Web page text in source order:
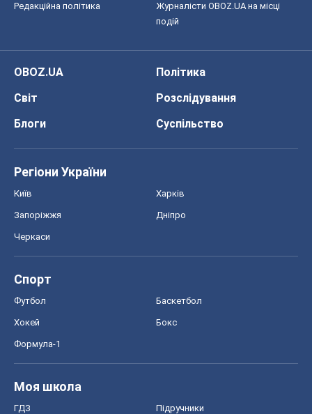
Редакційна політика
Журналісти OBOZ.UA на місці
подій
OBOZ.UA
Політика
Світ
Розслідування
Блоги
Суспільство
Регіони України
Київ Харків
Запоріжжя Дніпро
Черкаси
Спорт
Футбол Баскетбол
Хокей Бокс
Формула-1
Моя школа
ГДЗ Підручники